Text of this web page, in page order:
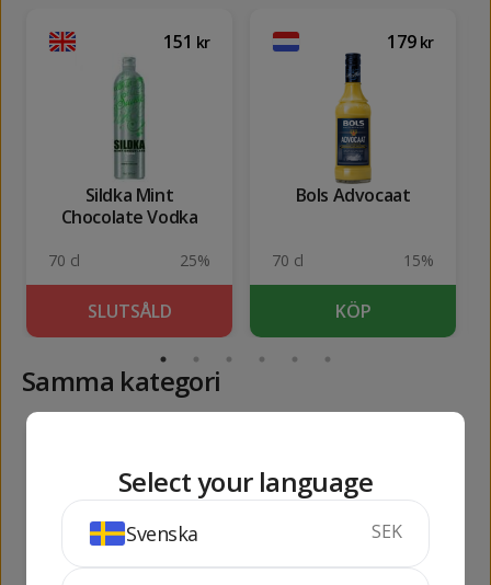
151 kr
Sildka Mint
Chocolate Vodka
70 cl 25%
SLUTSÅLD
179 kr
Bols Advocaat
70 cl 15%
KÖP
Samma kategori
Select your language
Svenska SEK